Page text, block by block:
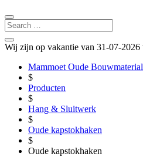
Wij zijn op vakantie van 31-07-2026
Mammoet Oude
$
Producten
$
Hang & Sluitwerk
$
Oude kapstokhaken
$
Oude kapstokhaken